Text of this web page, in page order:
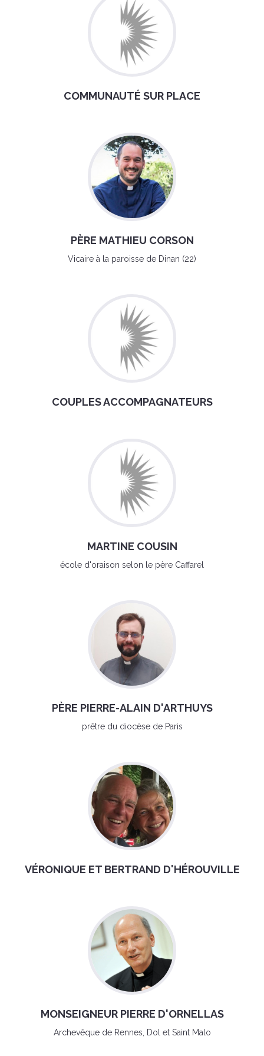
COMMUNAUTÉ SUR PLACE
PÈRE MATHIEU CORSON
Vicaire à la paroisse de Dinan (22)
COUPLES ACCOMPAGNATEURS
MARTINE COUSIN
école d'oraison selon le père Caffarel
PÈRE PIERRE-ALAIN D'ARTHUYS
prêtre du diocèse de Paris
VÉRONIQUE ET BERTRAND D'HÉROUVILLE
MONSEIGNEUR PIERRE D'ORNELLAS
Archevêque de Rennes, Dol et Saint Malo